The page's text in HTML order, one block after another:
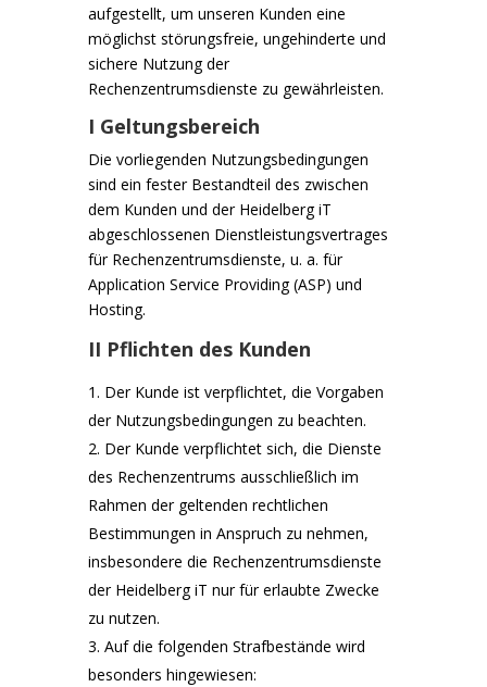
aufgestellt, um unseren Kunden eine
möglichst störungsfreie, ungehinderte und
sichere Nutzung der
Rechenzentrumsdienste zu gewährleisten.
I Geltungsbereich
Die vorliegenden Nutzungsbedingungen
sind ein fester Bestandteil des zwischen
dem Kunden und der Heidelberg iT
abgeschlossenen Dienstleistungsvertrages
für Rechenzentrumsdienste, u. a. für
Application Service Providing (ASP) und
Hosting.
II Pflichten des Kunden
Der Kunde ist verpflichtet, die Vorgaben
der Nutzungsbedingungen zu beachten.
Der Kunde verpflichtet sich, die Dienste
des Rechenzentrums ausschließlich im
Rahmen der geltenden rechtlichen
Bestimmungen in Anspruch zu nehmen,
insbesondere die Rechenzentrumsdienste
der Heidelberg iT nur für erlaubte Zwecke
zu nutzen.
Auf die folgenden Strafbestände wird
besonders hingewiesen: